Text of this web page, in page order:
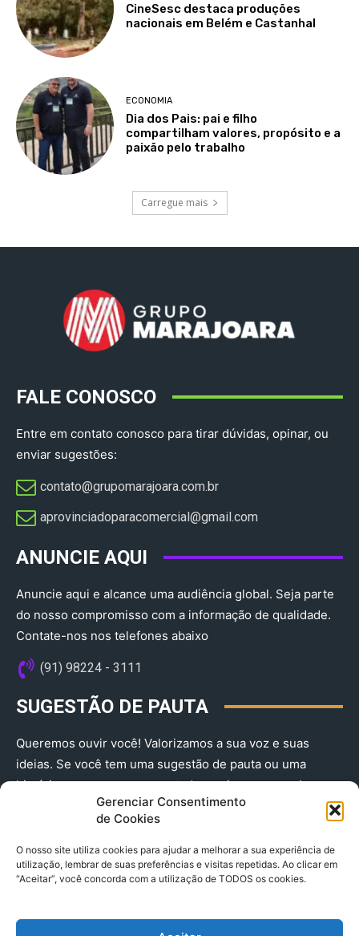
Gerenciar Consentimento
de Cookies
O nosso site utiliza cookies para ajudar a melhorar a sua experiência de
utilização, lembrar de suas preferências e visitas repetidas. Ao clicar em
“Aceitar”, você concorda com a utilização de TODOS os cookies.
CineSesc destaca produções
nacionais em Belém e Castanhal
ECONOMIA
Dia dos Pais: pai e filho
compartilham valores, propósito e a
paixão pelo trabalho
Carregue mais
FALE CONOSCO
Entre em contato conosco para tirar dúvidas, opinar, ou
enviar sugestões:
contato@grupomarajoara.com.br
aprovinciadoparacomercial@gmail.com​
ANUNCIE AQUI
Anuncie aqui e alcance uma audiência global. Seja parte
do nosso compromisso com a informação de qualidade.
Contate-nos nos telefones abaixo
(91) 98224 - 3111
SUGESTÃO DE PAUTA
Queremos ouvir você! Valorizamos a sua voz e suas
ideias. Se você tem uma sugestão de pauta ou uma
história que merece ser contada, envie-nos agora!
(91) 98224 - 3111